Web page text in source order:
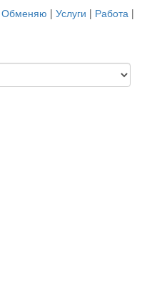
Обменяю | Услуги | Работа |